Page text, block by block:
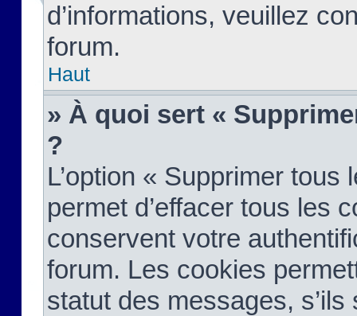
d’informations, veuillez
forum.
Haut
» À quoi sert «
?
L’option « Supprimer
permet d’effacer tous les
conservent votre
forum. Les cookies
statut des messages,